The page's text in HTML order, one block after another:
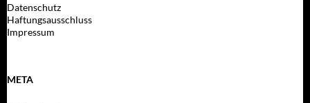
Datenschutz
Haftungsausschluss
Impressum
META